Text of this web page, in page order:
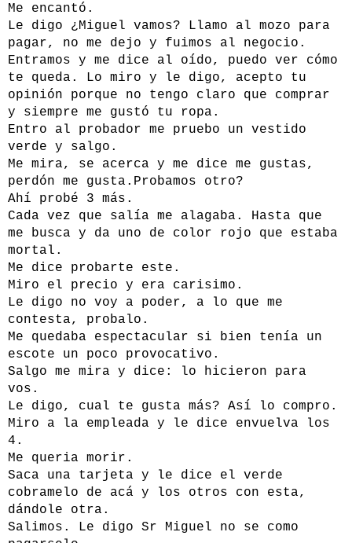
Me encantó.
Le digo ¿Miguel vamos? Llamo al mozo para
pagar, no me dejo y fuimos al negocio.
Entramos y me dice al oído, puedo ver cómo
te queda. Lo miro y le digo, acepto tu
opinión porque no tengo claro que comprar
y siempre me gustó tu ropa.
Entro al probador me pruebo un vestido
verde y salgo.
Me mira, se acerca y me dice me gustas,
perdón me gusta.Probamos otro?
Ahí probé 3 más.
Cada vez que salía me alagaba. Hasta que
me busca y da uno de color rojo que estaba
mortal.
Me dice probarte este.
Miro el precio y era carisimo.
Le digo no voy a poder, a lo que me
contesta, probalo.
Me quedaba espectacular si bien tenía un
escote un poco provocativo.
Salgo me mira y dice: lo hicieron para
vos.
Le digo, cual te gusta más? Así lo compro.
Miro a la empleada y le dice envuelva los
4.
Me queria morir.
Saca una tarjeta y le dice el verde
cobramelo de acá y los otros con esta,
dándole otra.
Salimos. Le digo Sr Miguel no se como